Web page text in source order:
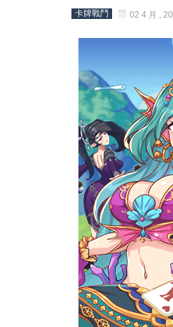
卡牌戰鬥 02 4 月 ,